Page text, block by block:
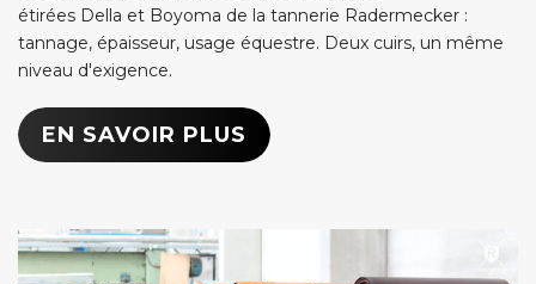
étirées Della et Boyoma de la tannerie Radermecker :
tannage, épaisseur, usage équestre. Deux cuirs, un même
niveau d'exigence.
EN SAVOIR PLUS